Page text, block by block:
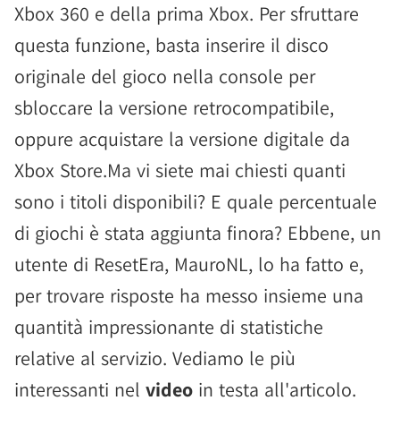
Xbox 360 e della prima Xbox. Per sfruttare
questa funzione, basta inserire il disco
originale del gioco nella console per
sbloccare la versione retrocompatibile,
oppure acquistare la versione digitale da
Xbox Store.Ma vi siete mai chiesti quanti
sono i titoli disponibili? E quale percentuale
di giochi è stata aggiunta finora? Ebbene, un
utente di ResetEra, MauroNL, lo ha fatto e,
per trovare risposte ha messo insieme una
quantità impressionante di statistiche
relative al servizio. Vediamo le più
interessanti nel video in testa all'articolo.